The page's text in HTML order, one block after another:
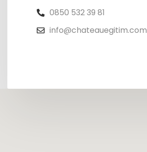
0850 532 39 81
info@chateauegitim.com